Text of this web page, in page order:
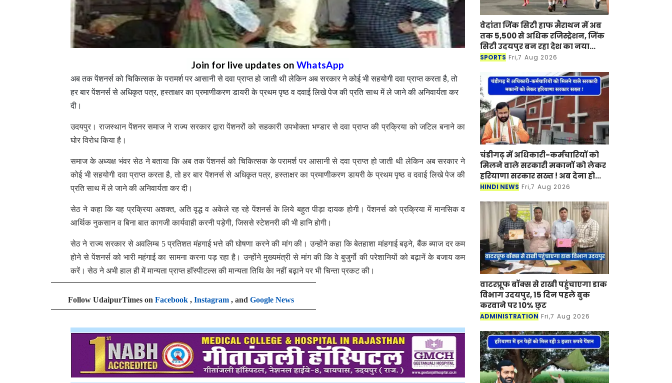
Join for live updates on WhatsApp
अब तक पेंशनर्स को चिकित्सक के परामर्श पर आसानी से दवा प्राप्त हो जाती थी लेकिन अब सरकार ने कोई भी सहयोगी दवा प्राप्त करता है, तो
हर बार पेंशनर्स से अधिकृत पत्र, हस्ताक्षर का प्रमाणीकरण डायरी के प्रथम पृष्ठ व दवाई लिखे पेज की प्रति साथ में ले जाने की अनिवार्यता कर
दी।
उदयपुर। राजस्थान पेंशनर समाज ने राज्य सरकार द्वारा पेंशनरों को सहकारी उपभोक्ता भण्डार से दवा प्राप्त की प्रक्रिया को जटिल बनाने का
घोर विरोध किया है।
समाज के अध्यक्ष भंवर सेठ ने बताया कि अब तक पेंशनर्स को चिकित्सक के परामर्श पर आसानी से दवा प्राप्त हो जाती थी लेकिन अब सरकार ने
कोई भी सहयोगी दवा प्राप्त करता है, तो हर बार पेंशनर्स से अधिकृत पत्र, हस्ताक्षर का प्रमाणीकरण डायरी के प्रथम पृष्ठ व दवाई लिखे पेज की
प्रति साथ में ले जाने की अनिवार्यता कर दी।
सेठ ने कहा कि यह प्रक्रिया अशक्त, अति वृद्ध व अकेले रह रहे पेंशनर्स के लिये बहुत पीड़ा दायक होगी। पेंशनर्स को प्रक्रिया में मानसिक व
आर्थिक नुकसान व बिना बात कागजी कार्यवाही करनी पड़ेगी, जिससे स्टेशनरी की भी हानि होगी।
सेठ ने राज्य सरकार से अवलिम्ब 5 प्रतिशत मंहगाई भत्ते की घोषणा करने की मांग की। उन्होंने कहा कि बेतहाशा मांहगाई बढ़ने, बैंक ब्याज दर कम
होने से पेंशनर्स को भारी महंगाई का सामना करना पड़ रहा है। उन्होंने मुख्यमंत्री से मांग की कि वे बुजुर्गो की परेशानियों को बढ़ानें के बजाय कम
करें। सेठ ने अभी हाल ही में मान्यता प्राप्त हाॅस्पीटल्स की मान्यता तिथि केा नहीं बढ़़ाने पर भी चिन्ता प्रकट की।
Follow UdaipurTimes on Facebook , Instagram , and Google News
वेदांता जिंक सिटी हाफ मैराथन में अब
तक 5,500 से अधिक रजिस्ट्रेशन, जिंक
सिटी उदयपुर बन रहा देश का नया
मैराथन डेस्टिनेशन
SPORTS Fri,7 Aug 2026
चंडीगढ़ में अधिकारी-कर्मचारियों को
मिलने वाले सरकारी मकानों को लेकर
हरियाणा सरकार सख्त ! अब देना होगा
ये प्रमाण-पत्र
HINDI NEWS Fri,7 Aug 2026
वाटरप्रूफ बॉक्स से राखी पहुंचाएगा डाक
विभाग उदयपुर, 15 दिन पहले बुक
करवाने पर 10% छुट
ADMINISTRATION Fri,7 Aug 2026